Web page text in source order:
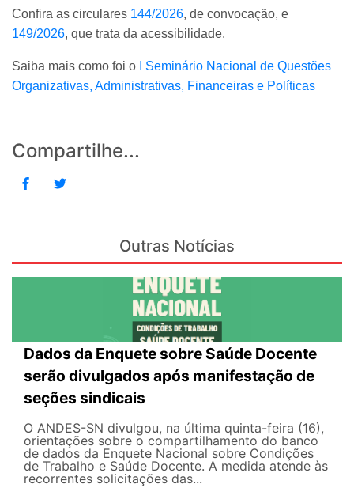
Confira as circulares 144/2026, de convocação, e
149/2026, que trata da acessibilidade.
Saiba mais como foi o
I Seminário Nacional de Questões
Organizativas, Administrativas, Financeiras e Políticas
Compartilhe...
Outras Notícias
Dados da Enquete sobre Saúde Docente
serão divulgados após manifestação de
seções sindicais
O ANDES-SN divulgou, na última quinta-feira (16),
orientações sobre o compartilhamento do banco
de dados da Enquete Nacional sobre Condições
de Trabalho e Saúde Docente. A medida atende às
recorrentes solicitações das...